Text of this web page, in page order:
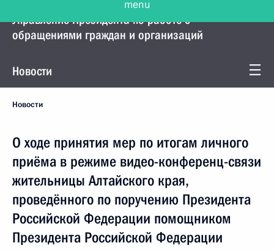
Управление Президента по работе с
обращениями граждан и организаций
Новости
Новости
О ходе принятия мер по итогам личного
приёма в режиме видео-конференц-связи
жительницы Алтайского края,
проведённого по поручению Президента
Российской Федерации помощником
Президента Российской Федерации